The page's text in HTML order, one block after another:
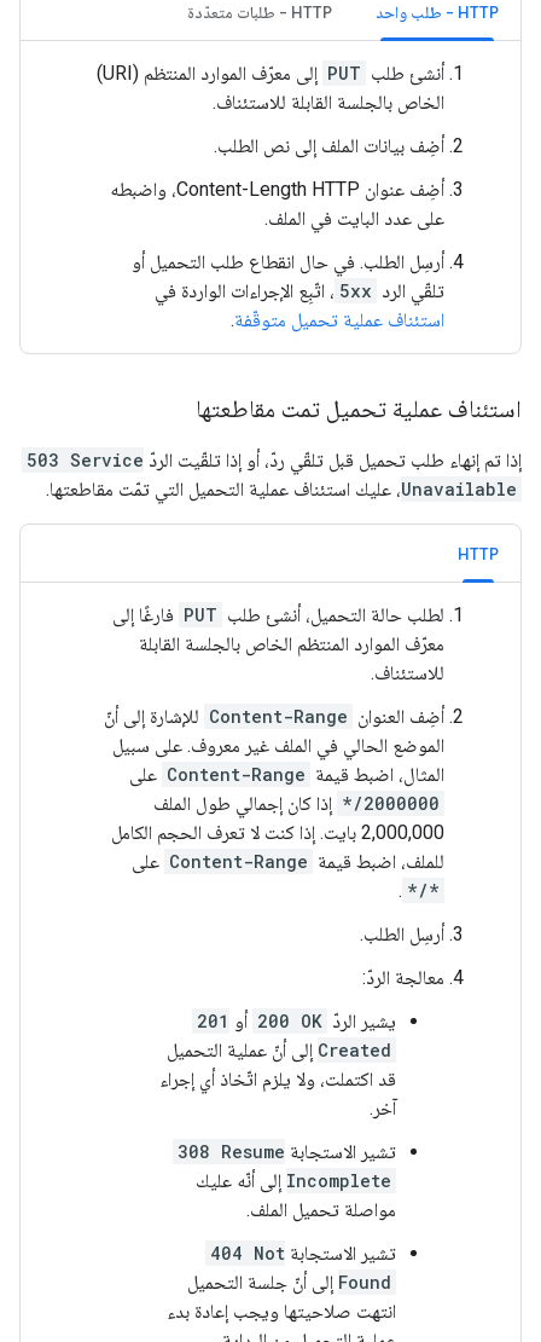
‫HTTP - طلب واحد HTTP - طلبات متعدّدة
أنشئ طلب PUT
إلى معرّف الموارد المنتظم (URI)
الخاص بالجلسة القابلة للاستئناف.
أضِف بيانات الملف إلى نص الطلب.
أضِف عنوان Content-Length HTTP، واضبطه
على عدد البايت في الملف.
أرسِل الطلب. في حال انقطاع طلب التحميل أو
تلقّي الرد 5xx ، اتّبِع الإجراءات الواردة في
استئناف عملية تحميل متوقّفة.
استئناف عملية تحميل تمت مقاطعتها
إذا تم إنهاء طلب تحميل قبل تلقّي ردّ، أو إذا تلقّيت الردّ 503 Service
Unavailable، عليك استئناف عملية التحميل التي تمّت مقاطعتها.
HTTP
لطلب حالة التحميل، أنشئ طلب PUT فارغًا إلى
معرّف الموارد المنتظم الخاص بالجلسة القابلة
للاستئناف.
أضِف العنوان Content-Range للإشارة إلى أنّ
الموضع الحالي في الملف غير معروف. على سبيل
المثال، اضبط قيمة Content-Range على
*/2000000 إذا كان إجمالي طول الملف
2,000,000 بايت. إذا كنت لا تعرف الحجم الكامل
للملف، اضبط قيمة Content-Range على
*/*
.
أرسِل الطلب.
معالجة الردّ:
يشير الردّ 200 OK أو 201
Created إلى أنّ عملية التحميل
قد اكتملت، ولا يلزم اتّخاذ أي إجراء
آخر.
تشير الاستجابة 308 Resume
Incomplete إلى أنّه عليك
مواصلة تحميل الملف.
تشير الاستجابة 404 Not
Found إلى أنّ جلسة التحميل
انتهت صلاحيتها ويجب إعادة بدء